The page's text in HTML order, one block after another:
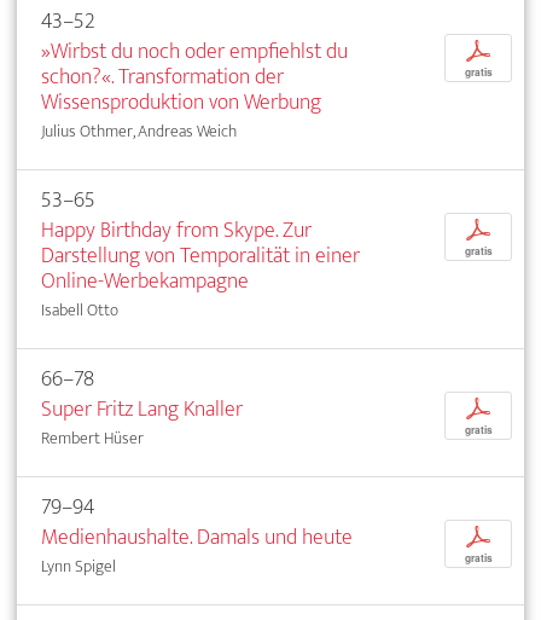
43–52
»Wirbst du noch oder empfiehlst du
schon?«. Transformation der
Wissensproduktion von Werbung
Julius Othmer, Andreas Weich
p
gratis
53–65
Happy Birthday from Skype. Zur
Darstellung von Temporalität in einer
Online-Werbekampagne
Isabell Otto
p
gratis
66–78
Super Fritz Lang Knaller
Rembert Hüser
p
gratis
79–94
Medienhaushalte. Damals und heute
Lynn Spigel
p
gratis